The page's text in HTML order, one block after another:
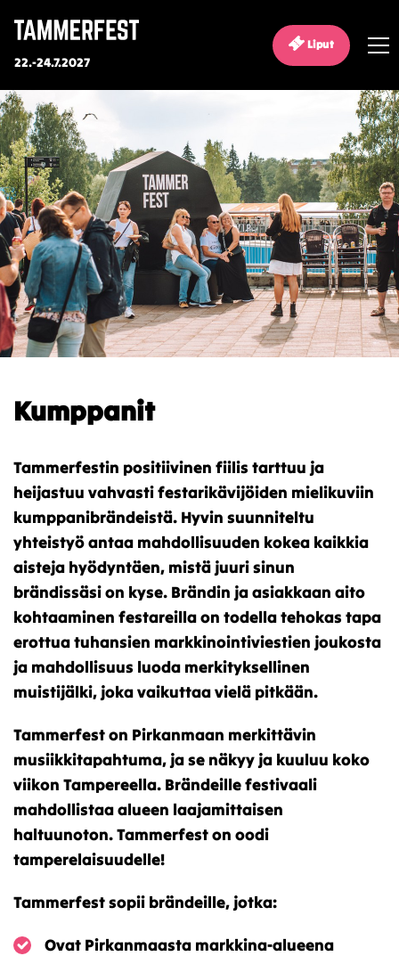
22.-24.7.2027
Liput
Kumppanit
Tammerfestin positiivinen fiilis tarttuu ja
heijastuu vahvasti festarikävijöiden mielikuviin
kumppanibrändeistä. Hyvin suunniteltu
yhteistyö antaa mahdollisuuden kokea kaikkia
aisteja hyödyntäen, mistä juuri sinun
brändissäsi on kyse. Brändin ja asiakkaan aito
kohtaaminen festareilla on todella tehokas tapa
erottua tuhansien markkinointiviestien joukosta
ja mahdollisuus luoda merkityksellinen
muistijälki, joka vaikuttaa vielä pitkään.
Tammerfest on Pirkanmaan merkittävin
musiikkitapahtuma, ja se näkyy ja kuuluu koko
viikon Tampereella. Brändeille festivaali
mahdollistaa alueen laajamittaisen
haltuunoton. Tammerfest on oodi
tamperelaisuudelle!​
Tammerfest sopii brändeille, jotka:​
Ovat Pirkanmaasta markkina-alueena